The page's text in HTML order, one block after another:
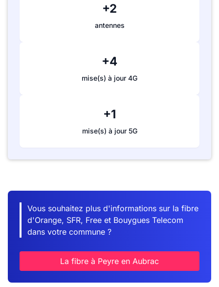
+2
antennes
+4
mise(s) à jour 4G
+1
mise(s) à jour 5G
Vous souhaitez plus d'informations sur la fibre
d'Orange, SFR, Free et Bouygues Telecom
dans votre commune ?
La fibre à Peyre en Aubrac